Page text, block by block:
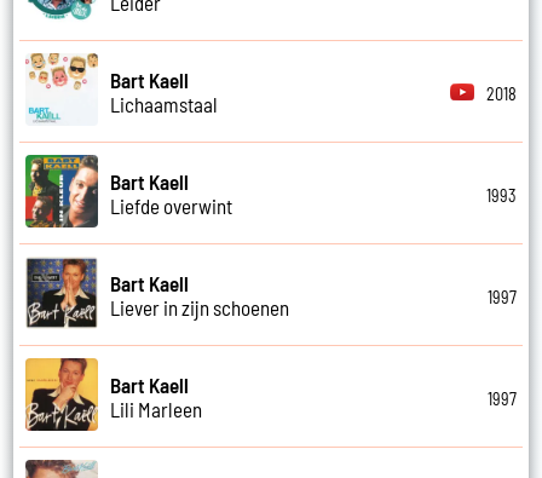
Bart Kaell
Lichaamstaal
2018
Bart Kaell
Liefde overwint
1993
Bart Kaell
Liever in zijn schoenen
1997
Bart Kaell
Lili Marleen
1997